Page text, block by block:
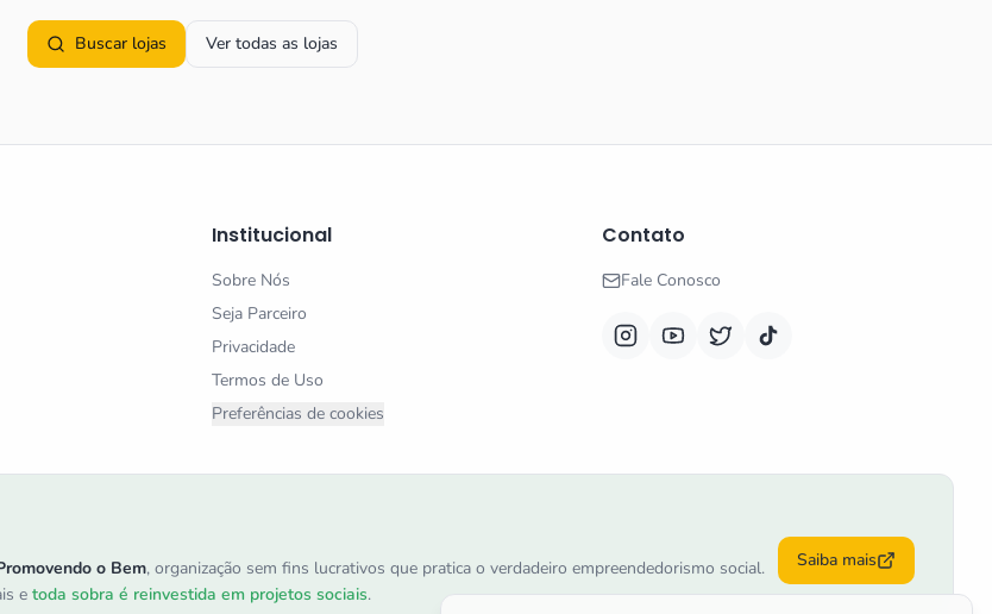
Buscar lojas Ver todas as lojas
Institucional
Sobre Nós
Seja Parceiro
Privacidade
Termos de Uso
Preferências de cookies
Contato
Fale Conosco
o Bem, organização sem fins lucrativos que pratica o verdadeiro empreendedorismo social.
e toda sobra é reinvestida em projetos sociais.
Saiba mais